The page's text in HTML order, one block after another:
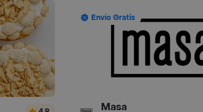
Envío Gratis
Masa